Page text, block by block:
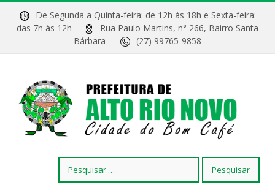
De Segunda a Quinta-feira: de 12h às 18h e Sexta-feira:
das 7h às 12h
Rua Paulo Martins, n° 266, Bairro Santa
Bárbara
(27) 99765-9858
por: